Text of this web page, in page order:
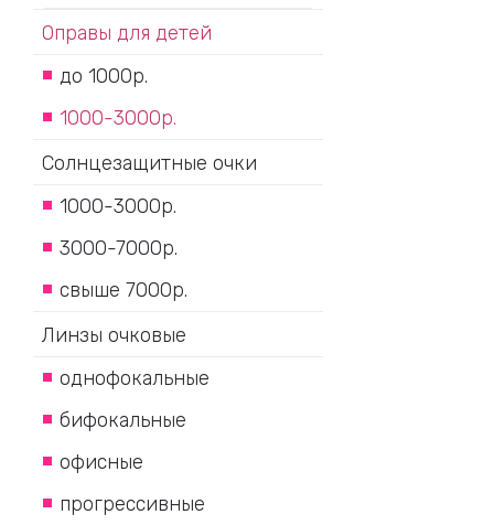
Оправы для детей
до 1000р.
1000-3000р.
Солнцезащитные очки
1000-3000р.
3000-7000р.
свыше 7000р.
Линзы очковые
однофокальные
бифокальные
офисные
прогрессивные